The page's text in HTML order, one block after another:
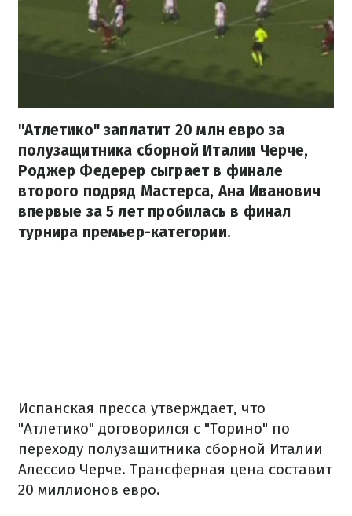
"Атлетико" заплатит 20 млн евро за
полузащитника сборной Италии Черче,
Роджер Федерер сыграет в финале
второго подряд Мастерса, Ана Иванович
впервые за 5 лет пробилась в финал
турнира премьер-категории.
Испанская пресса утверждает, что
"Атлетико" договорился с "Торино" по
переходу полузащитника сборной Италии
Алессио Черче. Трансферная цена составит
20 миллионов евро.